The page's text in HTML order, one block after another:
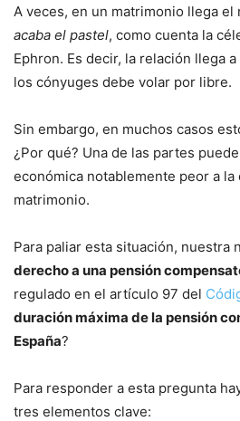
A veces, en un matrimonio llega el
acaba el pastel, como cuenta la
Ephron. Es decir, la relación llega
los cónyuges debe volar por libre.
Sin embargo, en muchos casos
¿Por qué? Una de las partes
económica notablemente peor a la
matrimonio.
Para paliar esta situación, nuestra
derecho a una pensión
regulado en el artículo 97 del
duración máxima de la pensión
España?
Para responder a esta pregunta
tres elementos clave: